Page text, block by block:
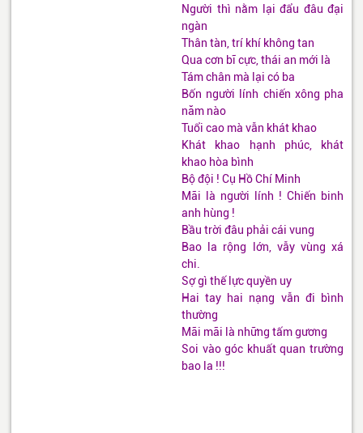
Người thì nằm lại đẩu đâu đại
ngàn
Thân tàn, trí khí không tan
Qua cơn bĩ cực, thái an mới là
Tám chân mà lại có ba
Bốn người lính chiến xông pha
năm nào
Tuổi cao mà vẫn khát khao
Khát khao hạnh phúc, khát
khao hòa bình
Bộ đội ! Cụ Hồ Chí Minh
Mãi là người lính ! Chiến binh
anh hùng !
Bầu trời đâu phải cái vung
Bao la rộng lớn, vẫy vùng xá
chi.
Sợ gì thế lực quyền uy
Hai tay hai nạng vẫn đi bình
thường
Mãi mãi là những tấm gương
Soi vào góc khuất quan trường
bao la !!!